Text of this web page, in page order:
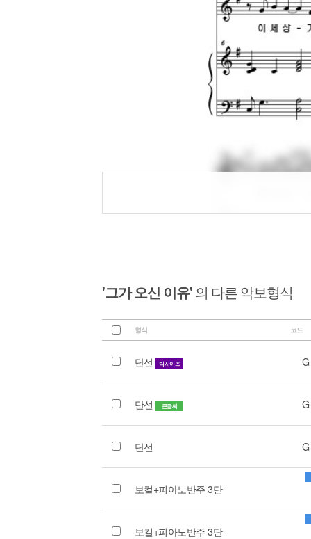
'그가 오신 이유'의 다른 악보형식
형식 코드
단선 빅사이즈
단선 큰글씨
단선
보컬+피아노반주 3단
보컬+피아노반주 3단